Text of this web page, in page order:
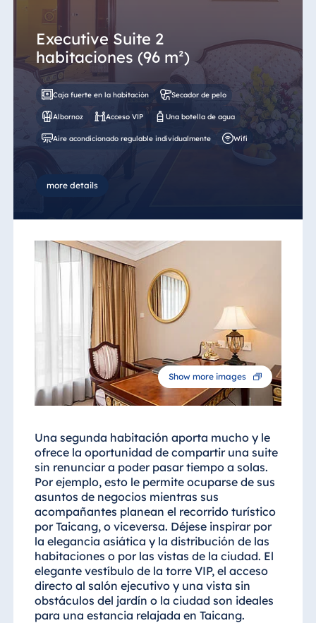
Executive Suite 2
habitaciones (96 m²)
Caja fuerte en la habitación Secador de pelo
Albornoz Acceso VIP Una botella de agua
Aire acondicionado regulable individualmente Wifi
more details
Show more images
Una segunda habitación aporta mucho y le
ofrece la oportunidad de compartir una suite
sin renunciar a poder pasar tiempo a solas.
Por ejemplo, esto le permite ocuparse de sus
asuntos de negocios mientras sus
acompañantes planean el recorrido turístico
por Taicang, o viceversa. Déjese inspirar por
la elegancia asiática y la distribución de las
habitaciones o por las vistas de la ciudad. El
elegante vestíbulo de la torre VIP, el acceso
directo al salón ejecutivo y una vista sin
obstáculos del jardín o la ciudad son ideales
para una estancia relajada en Taicang.